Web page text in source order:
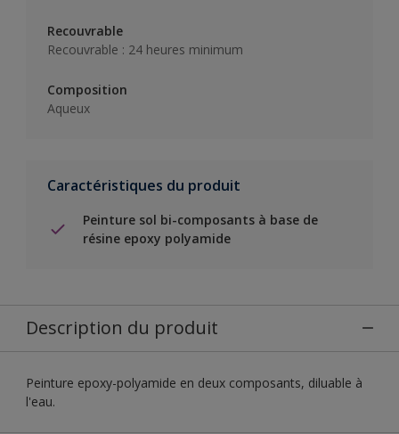
Recouvrable
Recouvrable : 24 heures minimum
Composition
Aqueux
Caractéristiques du produit
Peinture sol bi-composants à base de
résine epoxy polyamide
Description du produit
Peinture epoxy-polyamide en deux composants, diluable à
l'eau.